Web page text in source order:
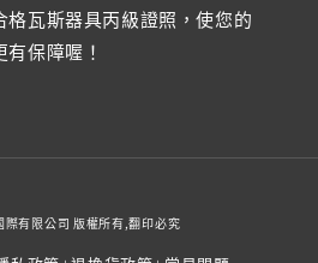
格瓦斯器具丙級證照，使您的
保障喔！
有限公司 版權所有,翻印必究